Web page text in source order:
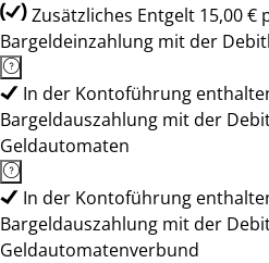
Zusätzliches Entgelt 15,00 €
Bargeldeinzahlung mit der
In der Kontoführung
Bargeldauszahlung mit der
Geldautomaten
In der Kontoführung
Bargeldauszahlung mit der
Geldautomatenverbund